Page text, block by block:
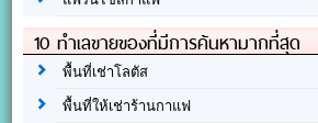
10 ทำเลขายของที่มีการค้นหามากที่สุด
พื้นที่เช่าโลตัส
พื้นที่ให้เช่าร้านกาแฟ